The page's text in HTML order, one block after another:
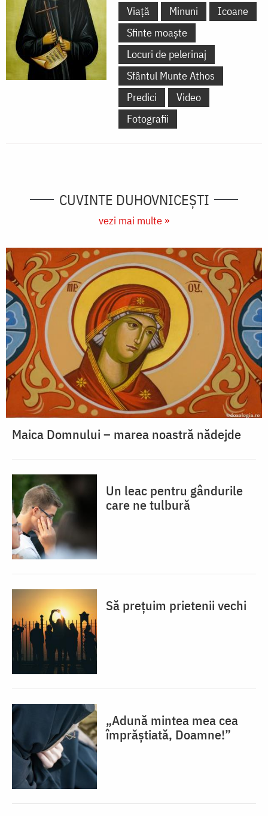
Viață Minuni
Icoane
Sfinte moaște
Locuri de pelerinaj
Sfântul Munte Athos
Predici
Video
Fotografii
CUVINTE DUHOVNICEȘTI
vezi mai multe »
Maica Domnului – marea noastră nădejde
Un leac pentru gândurile
care ne tulbură
Să prețuim prietenii vechi
„Adună mintea mea cea
împrăștiată, Doamne!”